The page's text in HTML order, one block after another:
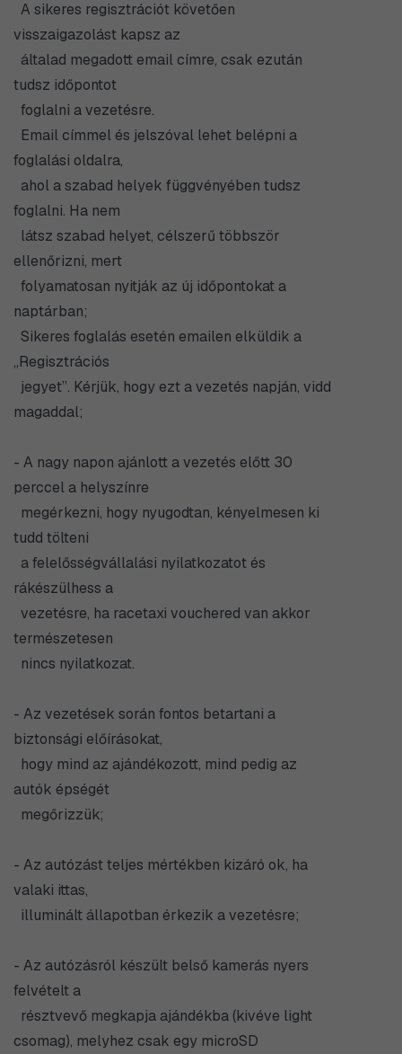
A sikeres regisztrációt követően
visszaigazolást kapsz az
általad megadott email címre, csak ezután
tudsz időpontot
foglalni a vezetésre.
Email címmel és jelszóval lehet belépni a
foglalási oldalra,
ahol a szabad helyek függvényében tudsz
foglalni. Ha nem
látsz szabad helyet, célszerű többször
ellenőrizni, mert
folyamatosan nyitják az új időpontokat a
naptárban;
Sikeres foglalás esetén emailen elküldik a
„Regisztrációs
jegyet”. Kérjük, hogy ezt a vezetés napján, vidd
magaddal;
- A nagy napon ajánlott a vezetés előtt 30
perccel a helyszínre
megérkezni, hogy nyugodtan, kényelmesen ki
tudd tölteni
a felelősségvállalási nyilatkozatot és
rákészülhess a
vezetésre, ha racetaxi vouchered van akkor
természetesen
nincs nyilatkozat.
- Az vezetések során fontos betartani a
biztonsági előírásokat,
hogy mind az ajándékozott, mind pedig az
autók épségét
megőrizzük;
- Az autózást teljes mértékben kizáró ok, ha
valaki ittas,
illuminált állapotban érkezik a vezetésre;
- Az autózásról készült belső kamerás nyers
felvételt a
résztvevő megkapja ajándékba (kivéve light
csomag), melyhez csak egy microSD